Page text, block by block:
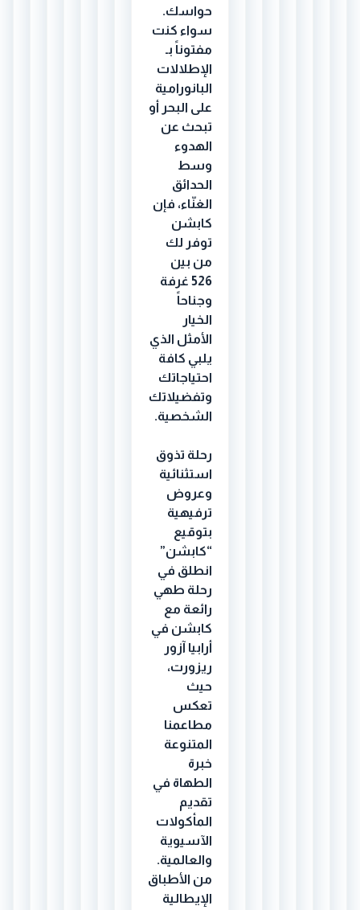
حواسك.
سواء كنت
مفتوناً بـ
الإطلالات
البانورامية
على البحر أو
تبحث عن
الهدوء
وسط
الحدائق
الغنّاء، فإن
كابشن
توفر لك
من بين
526 غرفة
وجناحاً
الخيار
الأمثل الذي
يلبي كافة
احتياجاتك
وتفضيلاتك
الشخصية.
رحلة تذوق
استثنائية
وعروض
ترفيهية
بتوقيع
“كابشن”
انطلق في
رحلة طهي
رائعة مع
كابشن في
أرابيا آزور
ريزورت،
حيث
تعكس
مطاعمنا
المتنوعة
خبرة
الطهاة في
تقديم
المأكولات
الآسيوية
والعالمية.
من الأطباق
الإيطالية